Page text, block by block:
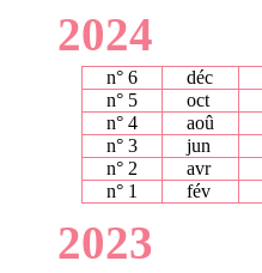
2024
n° 6 déc
n° 5
oct
n° 4
aoû
n° 3
jun
n° 2
avr
n° 1
fév
2023